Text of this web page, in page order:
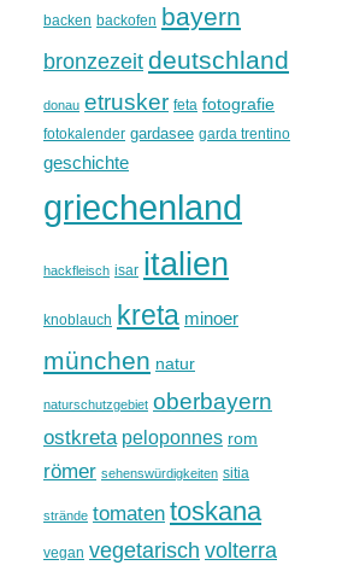
backen backofen bayern
bronzezeit deutschland
donau etrusker feta fotografie
fotokalender gardasee garda trentino
geschichte
griechenland
hackfleisch isar italien
knoblauch kreta minoer
münchen natur
naturschutzgebiet oberbayern
ostkreta peloponnes rom
römer sehenswürdigkeiten sitia
strände tomaten toskana
vegan vegetarisch volterra